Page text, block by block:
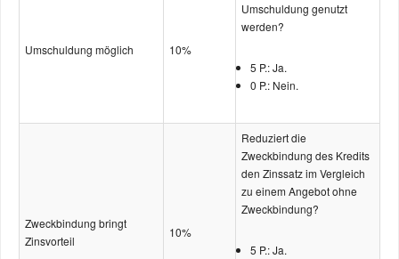
Umschuldung möglich 10%
Umschuldung genutzt
werden?
5 P.: Ja.
0 P.: Nein.
Zweckbindung bringt
Zinsvorteil
10%
Reduziert die
Zweckbindung des Kredits
den Zinssatz im Vergleich
zu einem Angebot ohne
Zweckbindung?
5 P.: Ja.